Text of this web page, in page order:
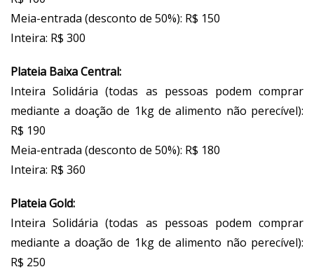
Meia-entrada (desconto de 50%): R$ 150
Inteira: R$ 300
Plateia Baixa Central:
Inteira Solidária (todas as pessoas podem comprar
mediante a doação de 1kg de alimento não perecível):
R$ 190
Meia-entrada (desconto de 50%): R$ 180
Inteira: R$ 360
Plateia Gold:
Inteira Solidária (todas as pessoas podem comprar
mediante a doação de 1kg de alimento não perecível):
R$ 250